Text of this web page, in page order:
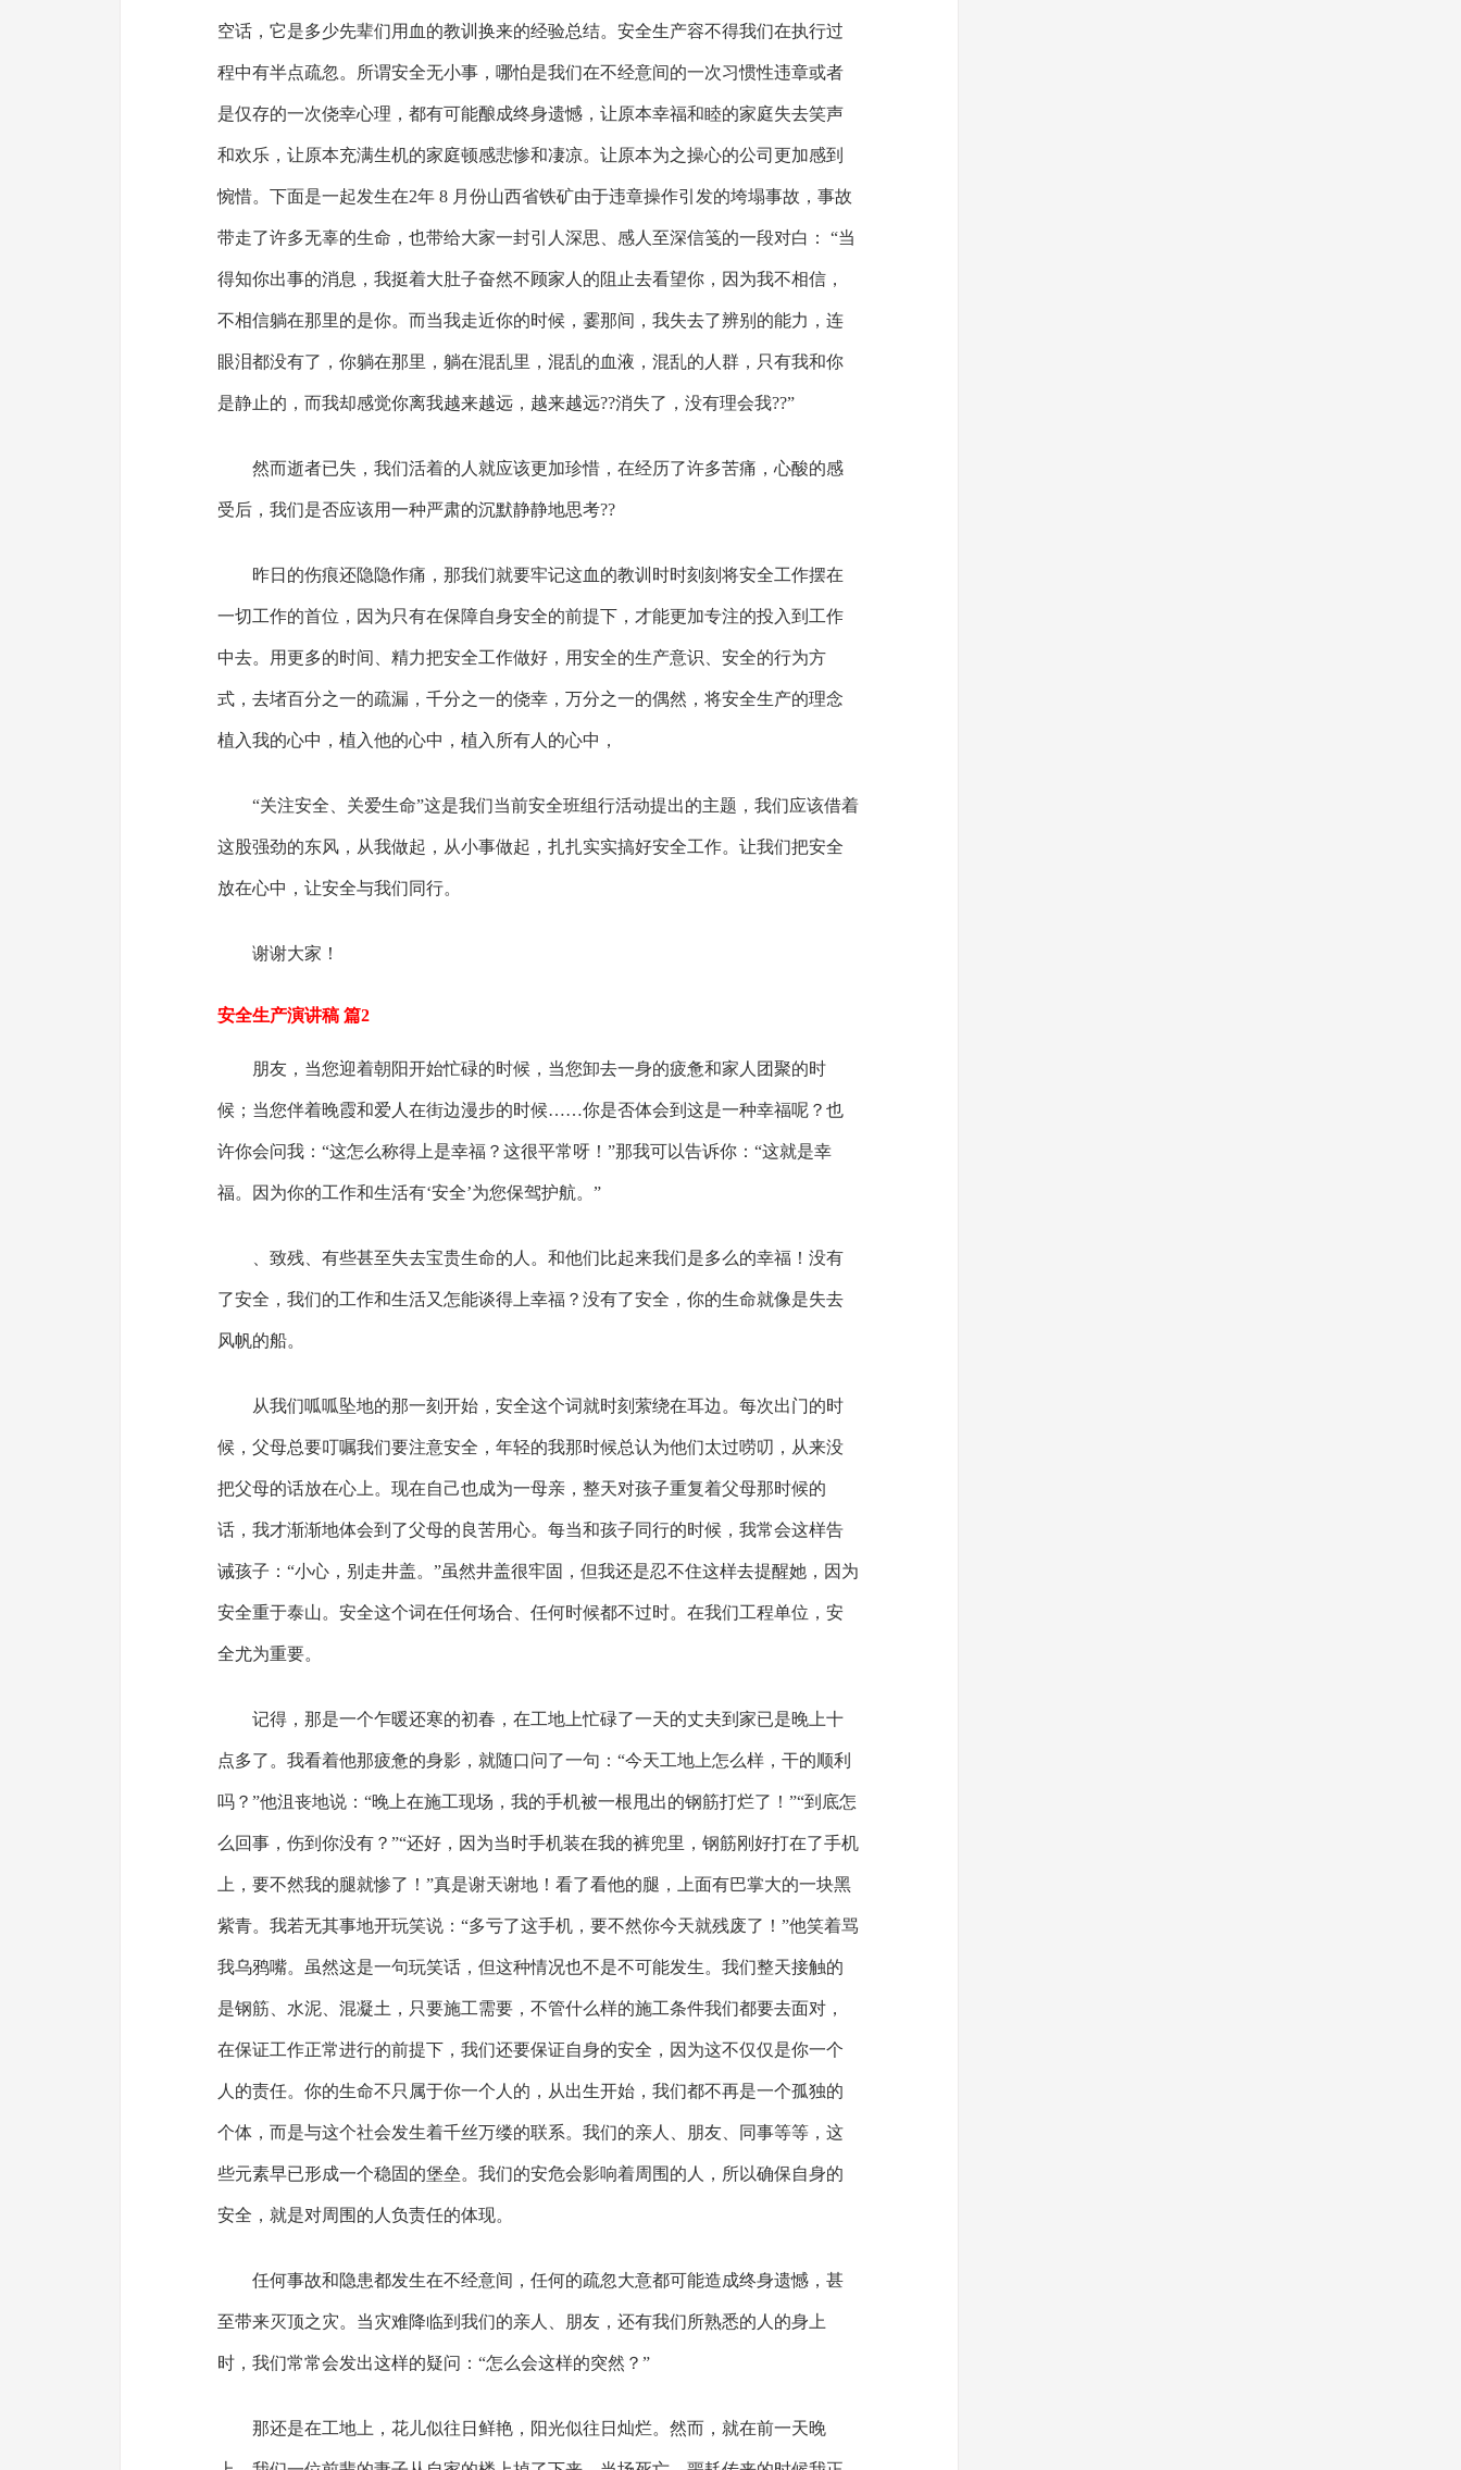
空话，它是多少先辈们用血的教训换来的经验总结。安全生产容不得我们在执行过
程中有半点疏忽。所谓安全无小事，哪怕是我们在不经意间的一次习惯性违章或者
是仅存的一次侥幸心理，都有可能酿成终身遗憾，让原本幸福和睦的家庭失去笑声
和欢乐，让原本充满生机的家庭顿感悲惨和凄凉。让原本为之操心的公司更加感到
惋惜。下面是一起发生在2年 8 月份山西省铁矿由于违章操作引发的垮塌事故，事故
带走了许多无辜的生命，也带给大家一封引人深思、感人至深信笺的一段对白： “当
得知你出事的消息，我挺着大肚子奋然不顾家人的阻止去看望你，因为我不相信，
不相信躺在那里的是你。而当我走近你的时候，霎那间，我失去了辨别的能力，连
眼泪都没有了，你躺在那里，躺在混乱里，混乱的血液，混乱的人群，只有我和你
是静止的，而我却感觉你离我越来越远，越来越远??消失了，没有理会我??”
然而逝者已失，我们活着的人就应该更加珍惜，在经历了许多苦痛，心酸的感
受后，我们是否应该用一种严肃的沉默静静地思考??
昨日的伤痕还隐隐作痛，那我们就要牢记这血的教训时时刻刻将安全工作摆在
一切工作的首位，因为只有在保障自身安全的前提下，才能更加专注的投入到工作
中去。用更多的时间、精力把安全工作做好，用安全的生产意识、安全的行为方
式，去堵百分之一的疏漏，千分之一的侥幸，万分之一的偶然，将安全生产的理念
植入我的心中，植入他的心中，植入所有人的心中，
“关注安全、关爱生命”这是我们当前安全班组行活动提出的主题，我们应该借着
这股强劲的东风，从我做起，从小事做起，扎扎实实搞好安全工作。让我们把安全
放在心中，让安全与我们同行。
谢谢大家！
安全生产演讲稿 篇2
朋友，当您迎着朝阳开始忙碌的时候，当您卸去一身的疲惫和家人团聚的时
候；当您伴着晚霞和爱人在街边漫步的时候……你是否体会到这是一种幸福呢？也
许你会问我：“这怎么称得上是幸福？这很平常呀！”那我可以告诉你：“这就是幸
福。因为你的工作和生活有‘安全’为您保驾护航。”
、致残、有些甚至失去宝贵生命的人。和他们比起来我们是多么的幸福！没有
了安全，我们的工作和生活又怎能谈得上幸福？没有了安全，你的生命就像是失去
风帆的船。
从我们呱呱坠地的那一刻开始，安全这个词就时刻萦绕在耳边。每次出门的时
候，父母总要叮嘱我们要注意安全，年轻的我那时候总认为他们太过唠叨，从来没
把父母的话放在心上。现在自己也成为一母亲，整天对孩子重复着父母那时候的
话，我才渐渐地体会到了父母的良苦用心。每当和孩子同行的时候，我常会这样告
诫孩子：“小心，别走井盖。”虽然井盖很牢固，但我还是忍不住这样去提醒她，因为
安全重于泰山。安全这个词在任何场合、任何时候都不过时。在我们工程单位，安
全尤为重要。
记得，那是一个乍暖还寒的初春，在工地上忙碌了一天的丈夫到家已是晚上十
点多了。我看着他那疲惫的身影，就随口问了一句：“今天工地上怎么样，干的顺利
吗？”他沮丧地说：“晚上在施工现场，我的手机被一根甩出的钢筋打烂了！”“到底怎
么回事，伤到你没有？”“还好，因为当时手机装在我的裤兜里，钢筋刚好打在了手机
上，要不然我的腿就惨了！”真是谢天谢地！看了看他的腿，上面有巴掌大的一块黑
紫青。我若无其事地开玩笑说：“多亏了这手机，要不然你今天就残废了！”他笑着骂
我乌鸦嘴。虽然这是一句玩笑话，但这种情况也不是不可能发生。我们整天接触的
是钢筋、水泥、混凝土，只要施工需要，不管什么样的施工条件我们都要去面对，
在保证工作正常进行的前提下，我们还要保证自身的安全，因为这不仅仅是你一个
人的责任。你的生命不只属于你一个人的，从出生开始，我们都不再是一个孤独的
个体，而是与这个社会发生着千丝万缕的联系。我们的亲人、朋友、同事等等，这
些元素早已形成一个稳固的堡垒。我们的安危会影响着周围的人，所以确保自身的
安全，就是对周围的人负责任的体现。
任何事故和隐患都发生在不经意间，任何的疏忽大意都可能造成终身遗憾，甚
至带来灭顶之灾。当灾难降临到我们的亲人、朋友，还有我们所熟悉的人的身上
时，我们常常会发出这样的疑问：“怎么会这样的突然？”
那还是在工地上，花儿似往日鲜艳，阳光似往日灿烂。然而，就在前一天晚